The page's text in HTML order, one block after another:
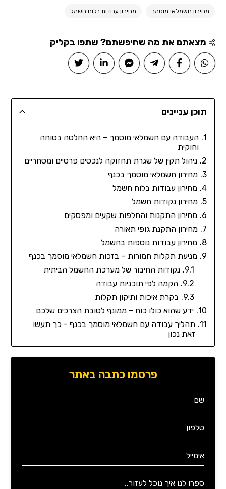
מחירון חשמלאי מוסמך מחירון עבודות בלוח חשמל
מצאתם את מה שחיפשתם? שתפו בקליק
תוכן עניינים
העבודה עם חשמלאי מוסמך – היא החלטה בטוחה
וחוקית
ניהול תקין של שגרת תחזוקה לנכסים פרטיים ומסחריים
מחירון חשמלאי מוסמך בכנף
מחירון עבודות בלוח חשמל
מחירון נקודות חשמל
מחירון התקנות והחלפות שקעים ומפסקים
מחירון התקנת גופי תאורה
מחירון עבודות נוספות בחשמל
מניעת תקלות חמורות – בזכות חשמלאי מוסמך בכנף
נקודות החיבור של מערכת החשמל הביתית
הקמה לפי תוכניות עבודה
בקרת איכות ותיקון תקלות
ידע שהוא כולו כוח – ממונף לטובת הצרכים שלכם
תהליך עבודה עם חשמלאי מוסמך בכנף - כך תעשו
זאת נכון
פרסמו כתבה באתר